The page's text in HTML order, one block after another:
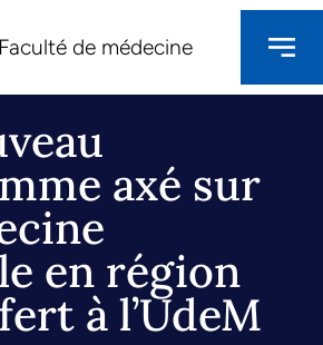
Faculté de médecine
axé sur
en région
à l’UdeM